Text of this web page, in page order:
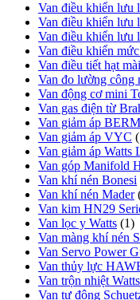
Van điều khiển
Van điều khiển
Van điều khiển lưu
Van điều khiển
Van điều tiết hạt
Van đo lường công
Van động cơ mini
Van gas điện từ
Van giảm áp
Van giảm áp VYC
Van giảm áp Watts
Van góp Manifold
Van khí nén Bonesi
Van khí nén Mader
Van kim HN29
Van lọc y Watts (1)
Van màng khí nén
Van Servo Power
Van thủy lực
Van trộn nhiệt Watts
Van tự động